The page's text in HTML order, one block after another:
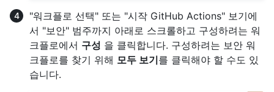
"워크플로 선택" 또는 "시작 GitHub Actions" 보기에
서 "보안" 범주까지 아래로 스크롤하고 구성하려는 워
크플로에서 구성 을 클릭합니다. 구성하려는 보안 워
크플로를 찾기 위해 모두 보기를 클릭해야 할 수도 있
습니다.